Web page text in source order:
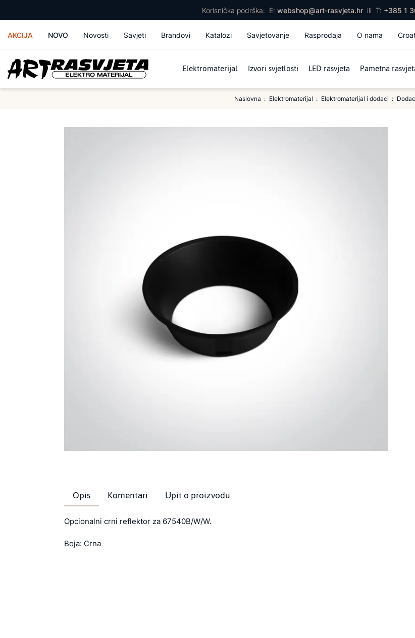
Korisnička podrška: E: webshop@art-rasvjeta.hr ili T: +385 1
AKCIJA NOVO Novosti Savjeti Brandovi Katalozi Savjetovanje Rasprodaja O nama
Elektromaterijal Izvori svjetlosti LED rasvjeta Pametna
Naslovna Elektromaterijal Elektromaterijal i dodaci
Opis Komentari Upit o proizvodu
Opcionalni crni reflektor za 67540B/W/W.
Boja: Crna